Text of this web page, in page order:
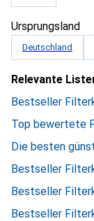
Ursprungsland
Deutschland
Relevante
Bestseller
Top bewertete
Die besten
Bestseller
Bestseller
Bestseller